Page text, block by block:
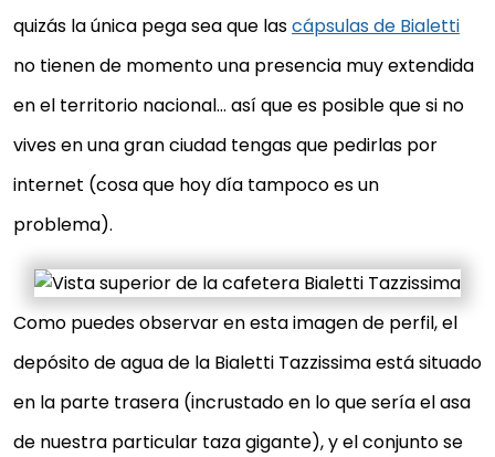
quizás la única pega sea que lascápsulas de Bialetti
no tienen de momento una presencia muy extendida
en el territorio nacional… así que es posible que si no
vives en una gran ciudad tengas que pedirlas por
internet (cosa que hoy día tampoco es un
problema).
Como puedes observar en esta imagen de perfil, el
depósito de agua de la Bialetti Tazzissima está situado
en la parte trasera (incrustado en lo que sería el asa
de nuestra particular taza gigante), y el conjunto se